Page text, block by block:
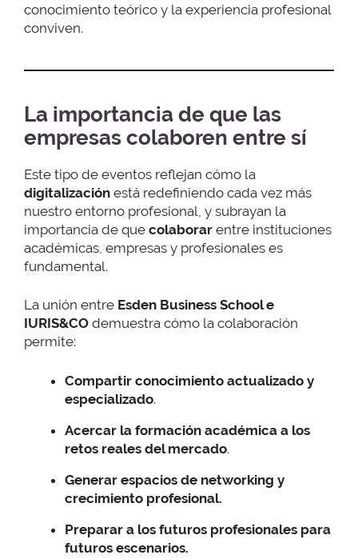
conocimiento teórico y la experiencia profesional
conviven.
La importancia de que las
empresas colaboren entre sí
Este tipo de eventos reflejan cómo la
digitalización está redefiniendo cada vez más
nuestro entorno profesional, y subrayan la
importancia de que colaborar entre instituciones
académicas, empresas y profesionales es
fundamental.
La unión entre Esden Business School e
IURIS&CO demuestra cómo la colaboración
permite:
Compartir conocimiento actualizado y
especializado.
Acercar la formación académica a los
retos reales del mercado.
Generar espacios de networking y
crecimiento profesional.
Preparar a los futuros profesionales para
futuros escenarios.